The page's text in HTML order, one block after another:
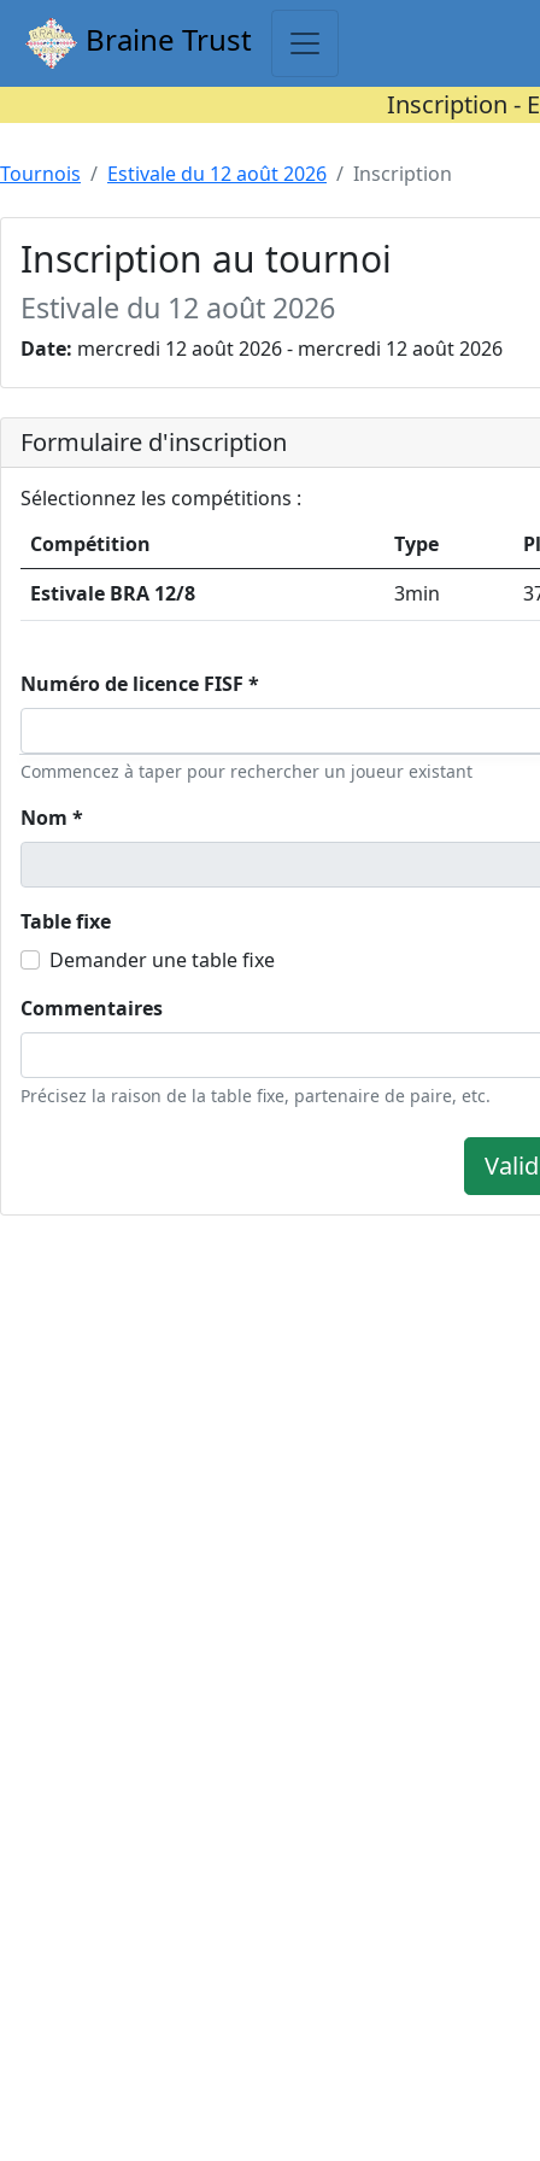
Braine Trust
Inscription -
Tournois Estivale du 12 août 2026 Inscription
Inscription au tournoi
Estivale du 12 août 2026
Date: mercredi 12 août 2026 - mercredi 12 août 2026
Formulaire d'inscription
Sélectionnez les compétitions :
Compétition
Type
Estivale BRA 12/8
3min
Numéro de licence FISF *
Commencez à taper pour rechercher un joueur existant
Nom *
Table fixe
Demander une table fixe
Commentaires
Précisez la raison de la table fixe, partenaire de paire, etc.